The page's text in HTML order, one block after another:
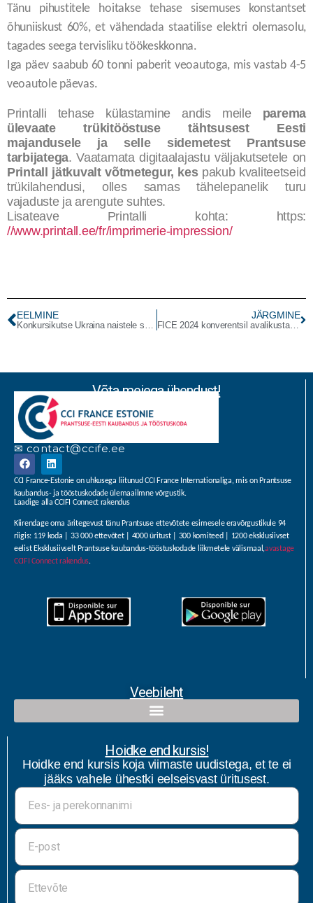
Tänu pihustitele hoitakse tehase sisemuses konstantset
õhuniiskust 60%, et vähendada staatilise elektri olemasolu,
tagades seega tervisliku töökeskkonna.
Iga päev saabub 60 tonni paberit veoautoga, mis vastab 4-5
veoautole päevas.
Printalli tehase külastamine andis meile parema
ülevaate trükitööstuse tähtsusest Eesti
majandusele ja selle sidemetest Prantsuse
tarbijatega. Vaatamata digitaalajastu väljakutsetele on
Printall jätkuvalt võtmetegur, kespakub kvaliteetseid
trükilahendusi, olles samas tähelepanelik turu
vajaduste ja arengute suhtes.
Lisateave Printalli kohta: https:
//www.printall.ee/fr/imprimerie-impression/
EELMINE
Konkursikutse Ukraina naistele suunatud ettevõtluse alustamise konkursile.
JÄRGMINE
FICE 2024 konverentsil avalikustatakse iga-aastase uuringu tulemused ja käsitletakse muret “Kas välisfirmad tahavad Eestisse jääda?”
Võta meiega ühendust!
✉ contact@ccife.ee
CCI France-Estonie on uhkusega liitunud CCI France Internationaliga, mis on Prantsuse
kaubandus- ja tööstuskodade ülemaailmne võrgustik.
Laadige alla CCIFI Connect rakendus
Kiirendage oma äritegevust tänu Prantsuse ettevõtete esimesele eravõrgustikule 94
riigis: 119 koda | 33 000 ettevõtet | 4000 üritust | 300 komiteed | 1200 eksklusiivset
eelist Eksklusiivselt Prantsuse kaubandus-tööstuskodade liikmetele välismaal,avastage
CCIFI Connect rakendus.
Veebileht
Hoidke end kursis!
Hoidke end kursis koja viimaste uudistega, et te ei
jääks vahele ühestki eelseisvast üritusest.